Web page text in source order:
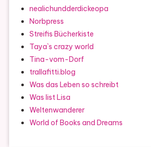
nealichundderdickeopa
Norbpress
Streifis Bücherkiste
Taya`s crazy world
Tina-vom-Dorf
trallafitti.blog
Was das Leben so schreibt
Was list Lisa
Weltenwanderer
World of Books and Dreams